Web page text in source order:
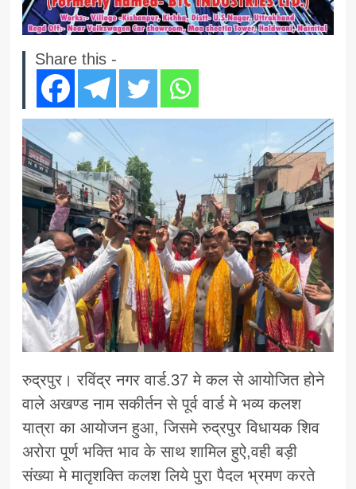
Share this -
रुद्रपुर। रविंद्र नगर वार्ड.37 मे कल से आयोजित होने
वाले अखण्ड नाम सकीर्तन से पूर्व वार्ड मे भव्य कलश
यात्रा का आयोजन हुआ, जिसमे रुद्रपुर विधायक शिव
अरोरा पूर्ण भक्ति भाव के साथ शामिल हुऐ,वही बड़ी
संख्या मे मातृशक्ति कलश लिये पुरा पैदल भ्रमण करते